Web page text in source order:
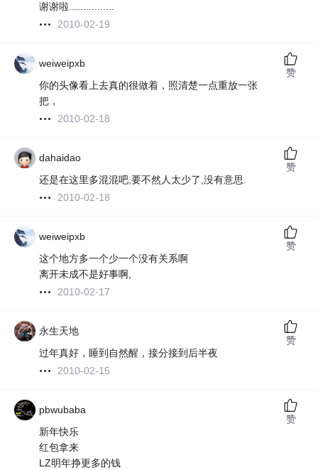
谢谢啦................
2010-02-19
weiweipxb
你的头像看上去真的很做着，照清楚一点重放一张
把，
2010-02-18
赞
dahaidao
还是在这里多混混吧,要不然人太少了,没有意思.
2010-02-18
赞
weiweipxb
这个地方多一个少一个没有关系啊
离开未成不是好事啊,
2010-02-17
赞
永生天地
过年真好，睡到自然醒，接分接到后半夜
2010-02-15
赞
pbwubaba
新年快乐
红包拿来
LZ明年挣更多的钱
赞